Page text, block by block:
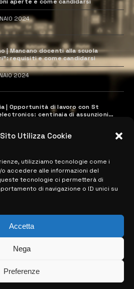
Utilizza Cookie
utilizziamo tecnologie come i
accedere alle informazioni del
tecnologie ci permetterà di
di navigazione o ID unici su
Accetta
Nega
Preferenze
2024
| Mancano docenti alla scuola
requisiti e come candidarsi
2024
| Opportunità di lavoro con St
centinaia di assunzioni
2024